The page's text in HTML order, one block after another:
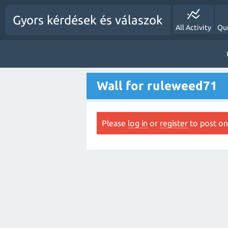
Gyors kérdések és válaszok
All Activity
Wall for ruleweed71
Please log in or register to post